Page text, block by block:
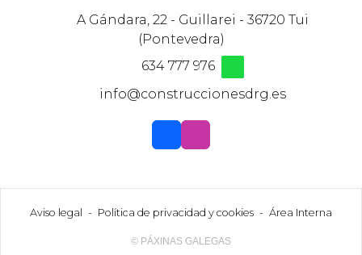
A Gándara, 22 - Guillarei - 36720 Tui
(Pontevedra)
634 777 976
info@construccionesdrg.es
Aviso legal - Política de privacidad y cookies - Área Interna
© PÁXINAS GALEGAS